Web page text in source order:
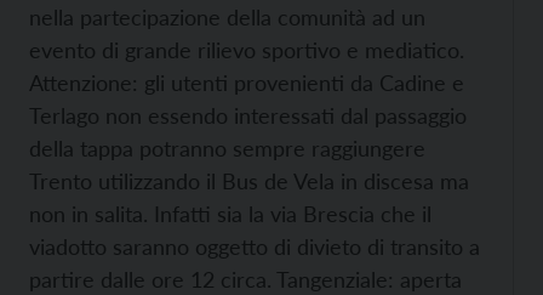
nella partecipazione della comunità ad un
evento di grande rilievo sportivo e mediatico.
Attenzione: gli utenti provenienti da Cadine e
Terlago non essendo interessati dal passaggio
della tappa potranno sempre raggiungere
Trento utilizzando il Bus de Vela in discesa ma
non in salita. Infatti sia la via Brescia che il
viadotto saranno oggetto di divieto di transito a
partire dalle ore 12 circa. Tangenziale: aperta